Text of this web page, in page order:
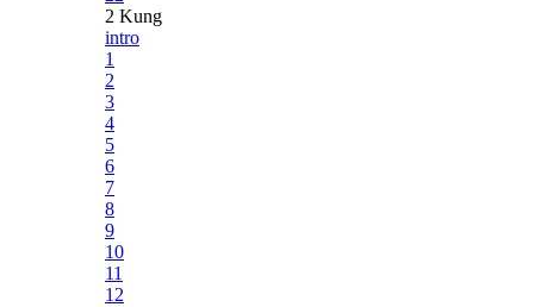
2 Kung
intro
1
2
3
4
5
6
7
8
9
10
11
12